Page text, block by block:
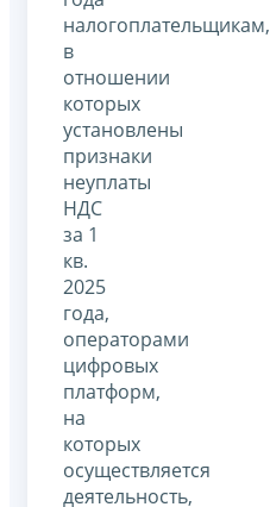
налогоплательщикам,
в
отношении
которых
установлены
признаки
неуплаты
НДС
за 1
кв.
2025
года,
операторами
цифровых
платформ,
на
которых
осуществляется
деятельность,